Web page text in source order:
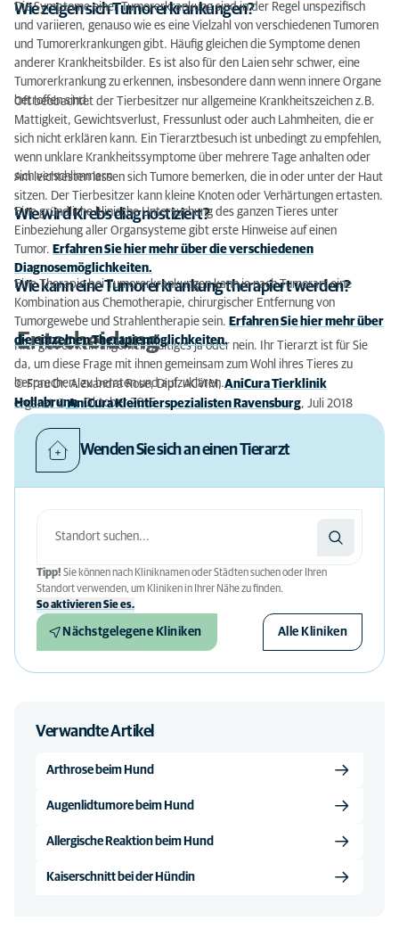
Wie zeigen sich Tumorerkrankungen?
Die Symptome einer Tumorerkrankung sind in der Regel unspezifisch
und variieren, genauso wie es eine Vielzahl von verschiedenen Tumoren
und Tumorerkrankungen gibt. Häufig gleichen die Symptome denen
anderer Krankheitsbilder. Es ist also für den Laien sehr schwer, eine
Tumorerkrankung zu erkennen, insbesondere dann wenn innere Organe
betroffen sind.
Oft beobachtet der Tierbesitzer nur allgemeine Krankheitszeichen z.B.
Mattigkeit, Gewichtsverlust, Fressunlust oder auch Lahmheiten, die er
sich nicht erklären kann. Ein Tierarztbesuch ist unbedingt zu empfehlen,
wenn unklare Krankheitssymptome über mehrere Tage anhalten oder
sich verschlimmern.
Am leichtesten lassen sich Tumore bemerken, die in oder unter der Haut
sitzen. Der Tierbesitzer kann kleine Knoten oder Verhärtungen ertasten.
Wie wird Krebs diagnostiziert?
Eine gründliche klinische Untersuchung des ganzen Tieres unter
Einbeziehung aller Organsysteme gibt erste Hinweise auf einen
Tumor. Erfahren Sie hier mehr über die verschiedenen
Diagnosemöglichkeiten.
Wie kann eine Tumorerkrankung therapiert werden?
Eine Therapie bei Tumorerkrankungen kann je nach Tumorart eine
Kombination aus Chemotherapie, chirurgischer Entfernung von
Tumorgewebe und Strahlentherapie sein. Erfahren Sie hier mehr über
die einzelnen Therapiemöglichkeiten.
Entscheidung
Hier gibt es kein allgemein gültiges ja oder nein. Ihr Tierarzt ist für Sie
da, um diese Frage mit ihnen gemeinsam zum Wohl ihres Tieres zu
besprechen, zu beraten und aufzuklären.
© Frau Dr. Alexandra Rose, Dipl. ACVIM,AniCura Tierklinik
Hollabrunn, Oktober 2016
ergänzt ©AniCura Kleintierspezialisten Ravensburg, Juli 2018
Wenden Sie sich an einen Tierarzt
Tipp! Sie können nach Kliniknamen oder Städten suchen oder Ihren
Standort verwenden, um Kliniken in Ihrer Nähe zu finden.
So aktivieren Sie es.
Nächstgelegene Kliniken Alle Kliniken
Verwandte Artikel
Arthrose beim Hund
Augenlidtumore beim Hund
Allergische Reaktion beim Hund
Kaiserschnitt bei der Hündin